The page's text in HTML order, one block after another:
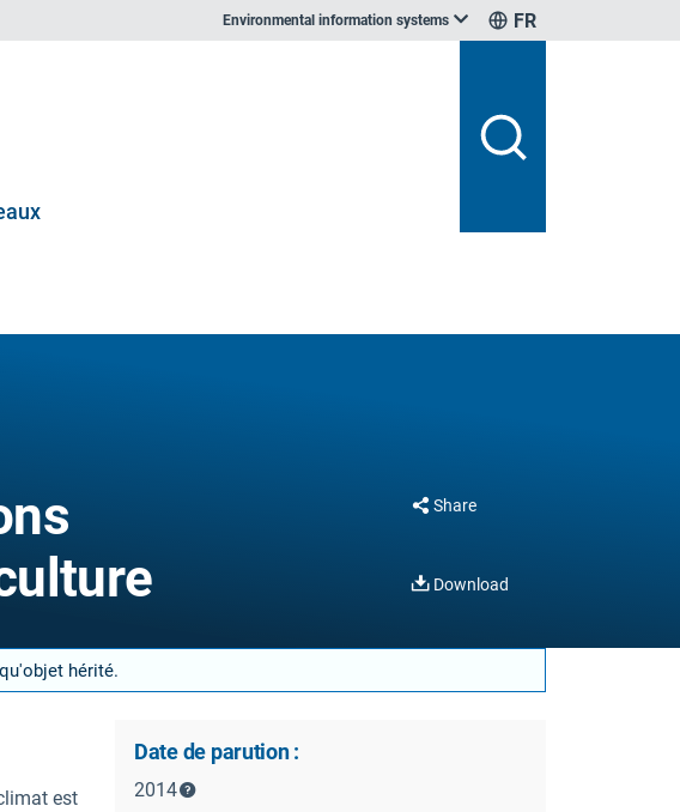
Environmental information systems FR
Share
Download
hérité.
est
Date de parution :
2014